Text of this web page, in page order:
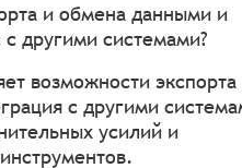
и обмена данными и
другими системами?
возможности экспорта
с другими
усилий и